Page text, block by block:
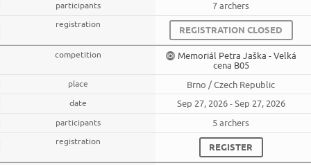
7 archers
REGISTRATION CLOSED
Memoriál Petra Jaška - Velká
cena B05
Brno / Czech Republic
Sep 27, 2026 - Sep 27, 2026
5 archers
REGISTER